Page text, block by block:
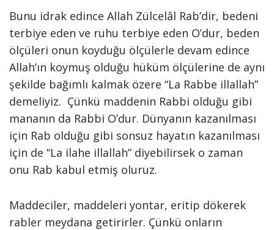
Bunu idrak edince Allah Zülcelâl Rab’dir, bedeni
terbiye eden ve ruhu terbiye eden O’dur, beden
ölçüleri onun koyduğu ölçülerle devam edince
Allah’ın koymuş olduğu hüküm ölçülerine de aynı
şekilde bağımlı kalmak özere “La Rabbe illallah”
demeliyiz. Çünkü maddenin Rabbi olduğu gibi
mananın da Rabbi O’dur. Dünyanın kazanılması
için Rab olduğu gibi sonsuz hayatın kazanılması
için de “La ilahe illallah” diyebilirsek o zaman
onu Rab kabul etmiş oluruz.
Maddeciler, maddeleri yontar, eritip dökerek
rabler meydana getirirler. Çünkü onların